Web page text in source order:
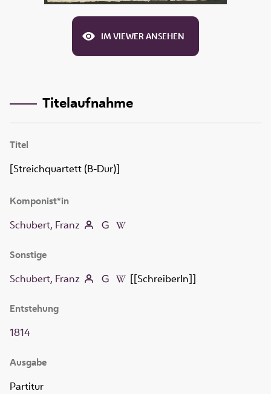
IM VIEWER ANSEHEN
Titelaufnahme
Titel
[Streichquartett (B-Dur)]
Komponist*in
Schubert, Franz
Sonstige
Schubert, Franz [[SchreiberIn]]
Entstehung
1814
Ausgabe
Partitur